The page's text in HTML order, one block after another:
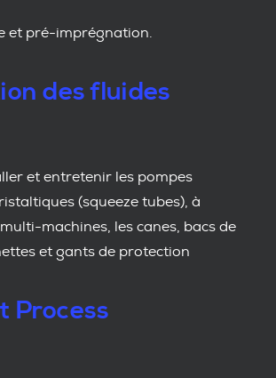
et pré-imprégnation.
des fluides
et entretenir les pompes
(squeeze tubes), à
machines, les canes, bacs de
et gants de protection
Process